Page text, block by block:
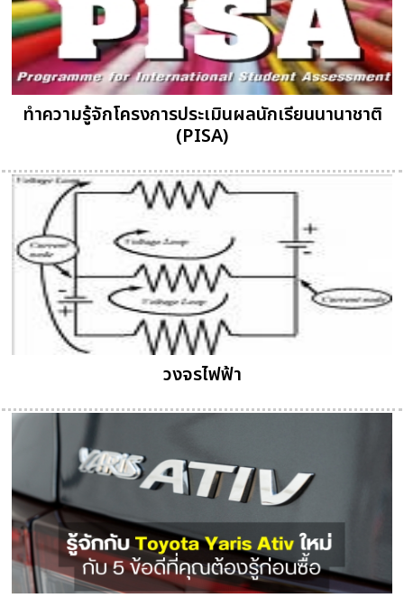
ทำความรู้จักโครงการประเมินผลนักเรียนนานาชาติ
(PISA)
วงจรไฟฟ้า